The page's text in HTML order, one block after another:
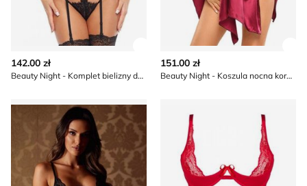
142.00 zł
Beauty Night - Komplet bielizny damskiej
151.00 zł
Beauty Night - Koszula nocna koronkowa
Beauty Night - Komplet bielizny damskiej koronkowy